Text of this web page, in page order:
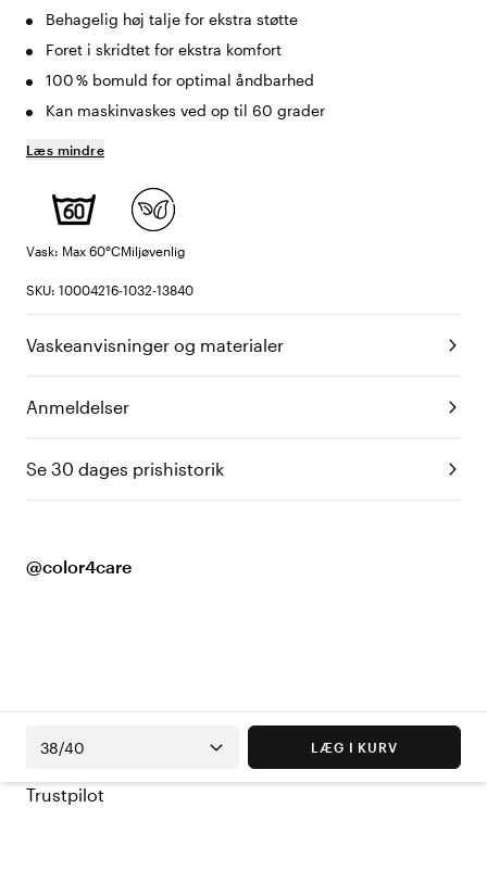
Behagelig høj talje for ekstra støtte
Foret i skridtet for ekstra komfort
100 % bomuld for optimal åndbarhed
Kan maskinvaskes ved op til 60 grader
Læs mindre
Vask: Max 60°CMiljøvenlig
SKU: 10004216-1032-13840
Vaskeanvisninger og materialer
Anmeldelser
Se 30 dages prishistorik
@color4care
38/40 LÆG I KURV
Trustpilot